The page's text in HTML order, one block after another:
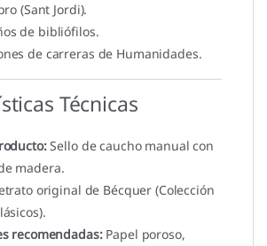
(Sant Jordi).
de bibliófilos.
de carreras de Humanidades.
Técnicas
Sello de caucho manual con
madera.
original de Bécquer (Colección
recomendadas:Papel poroso,